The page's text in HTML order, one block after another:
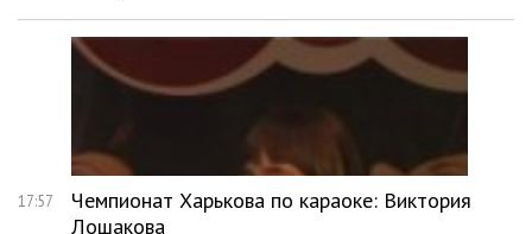
17:57
Чемпионат Харькова по караоке: Виктория
Лошакова